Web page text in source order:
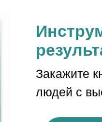
Закажите
людей с